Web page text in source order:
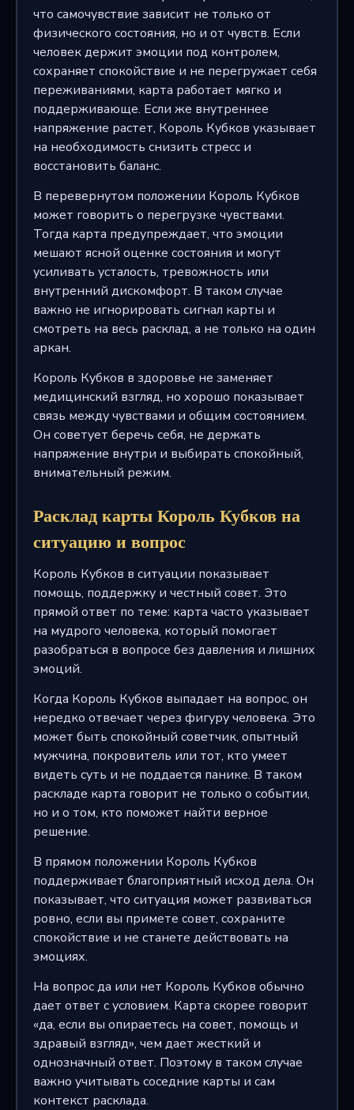
что самочувствие зависит не только от
физического состояния, но и от чувств. Если
человек держит эмоции под контролем,
сохраняет спокойствие и не перегружает себя
переживаниями, карта работает мягко и
поддерживающе. Если же внутреннее
напряжение растет, Король Кубков указывает
на необходимость снизить стресс и
восстановить баланс.
В перевернутом положении Король Кубков
может говорить о перегрузке чувствами.
Тогда карта предупреждает, что эмоции
мешают ясной оценке состояния и могут
усиливать усталость, тревожность или
внутренний дискомфорт. В таком случае
важно не игнорировать сигнал карты и
смотреть на весь расклад, а не только на один
аркан.
Король Кубков в здоровье не заменяет
медицинский взгляд, но хорошо показывает
связь между чувствами и общим состоянием.
Он советует беречь себя, не держать
напряжение внутри и выбирать спокойный,
внимательный режим.
Расклад карты Король Кубков на
ситуацию и вопрос
Король Кубков в ситуации показывает
помощь, поддержку и честный совет. Это
прямой ответ по теме: карта часто указывает
на мудрого человека, который помогает
разобраться в вопросе без давления и лишних
эмоций.
Когда Король Кубков выпадает на вопрос, он
нередко отвечает через фигуру человека. Это
может быть спокойный советчик, опытный
мужчина, покровитель или тот, кто умеет
видеть суть и не поддается панике. В таком
раскладе карта говорит не только о событии,
но и о том, кто поможет найти верное
решение.
В прямом положении Король Кубков
поддерживает благоприятный исход дела. Он
показывает, что ситуация может развиваться
ровно, если вы примете совет, сохраните
спокойствие и не станете действовать на
эмоциях.
На вопрос да или нет Король Кубков обычно
дает ответ с условием. Карта скорее говорит
«да, если вы опираетесь на совет, помощь и
здравый взгляд», чем дает жесткий и
однозначный ответ. Поэтому в таком случае
важно учитывать соседние карты и сам
контекст расклада.